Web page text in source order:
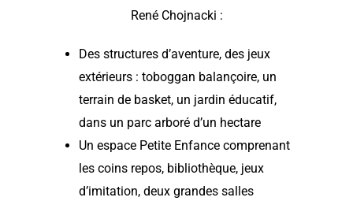
René Chojnacki :
Des structures d’aventure, des jeux
extérieurs : toboggan balançoire, un
terrain de basket, un jardin éducatif,
dans un parc arboré d’un hectare
Un espace Petite Enfance comprenant
les coins repos, bibliothèque, jeux
d’imitation, deux grandes salles